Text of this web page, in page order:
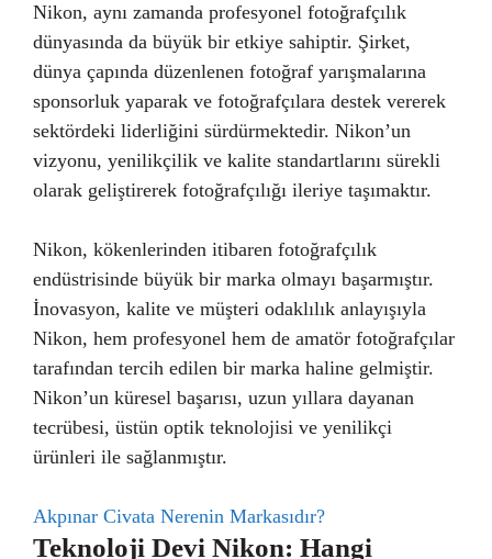
Nikon, aynı zamanda profesyonel fotoğrafçılık
dünyasında da büyük bir etkiye sahiptir. Şirket,
dünya çapında düzenlenen fotoğraf yarışmalarına
sponsorluk yaparak ve fotoğrafçılara destek vererek
sektördeki liderliğini sürdürmektedir. Nikon’un
vizyonu, yenilikçilik ve kalite standartlarını sürekli
olarak geliştirerek fotoğrafçılığı ileriye taşımaktır.
Nikon, kökenlerinden itibaren fotoğrafçılık
endüstrisinde büyük bir marka olmayı başarmıştır.
İnovasyon, kalite ve müşteri odaklılık anlayışıyla
Nikon, hem profesyonel hem de amatör fotoğrafçılar
tarafından tercih edilen bir marka haline gelmiştir.
Nikon’un küresel başarısı, uzun yıllara dayanan
tecrübesi, üstün optik teknolojisi ve yenilikçi
ürünleri ile sağlanmıştır.
Akpınar Civata Nerenin Markasıdır?
Teknoloji Devi Nikon: Hangi